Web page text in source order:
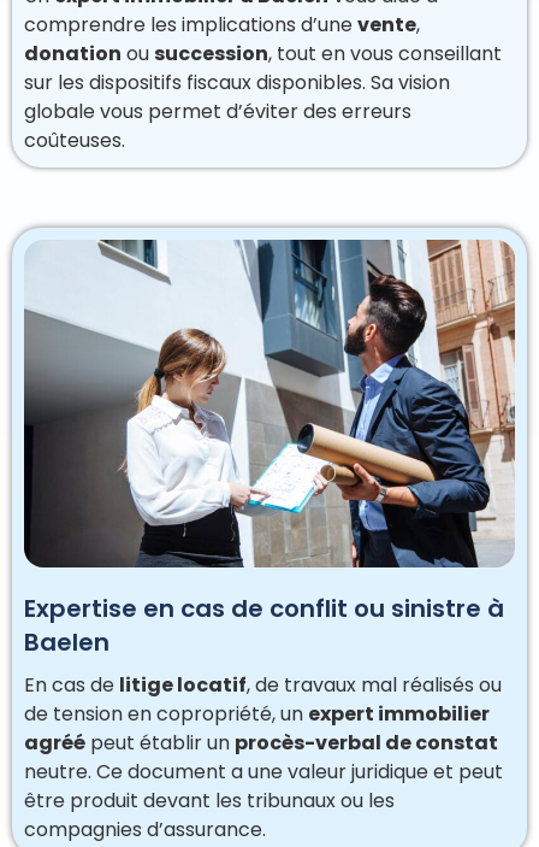
comprendre les implications d’unevente,
donation ousuccession, tout en vous conseillant
sur les dispositifs fiscaux disponibles. Sa vision
globale vous permet d’éviter des erreurs
coûteuses.
Expertise en cas de conflit ou sinistre à
Baelen
En cas de litige locatif, de travaux mal réalisés ou
de tension en copropriété, un expert immobilier
agréé peut établir un procès-verbal de constat
neutre. Ce document a une valeur juridique et peut
être produit devant les tribunaux ou les
compagnies d’assurance.